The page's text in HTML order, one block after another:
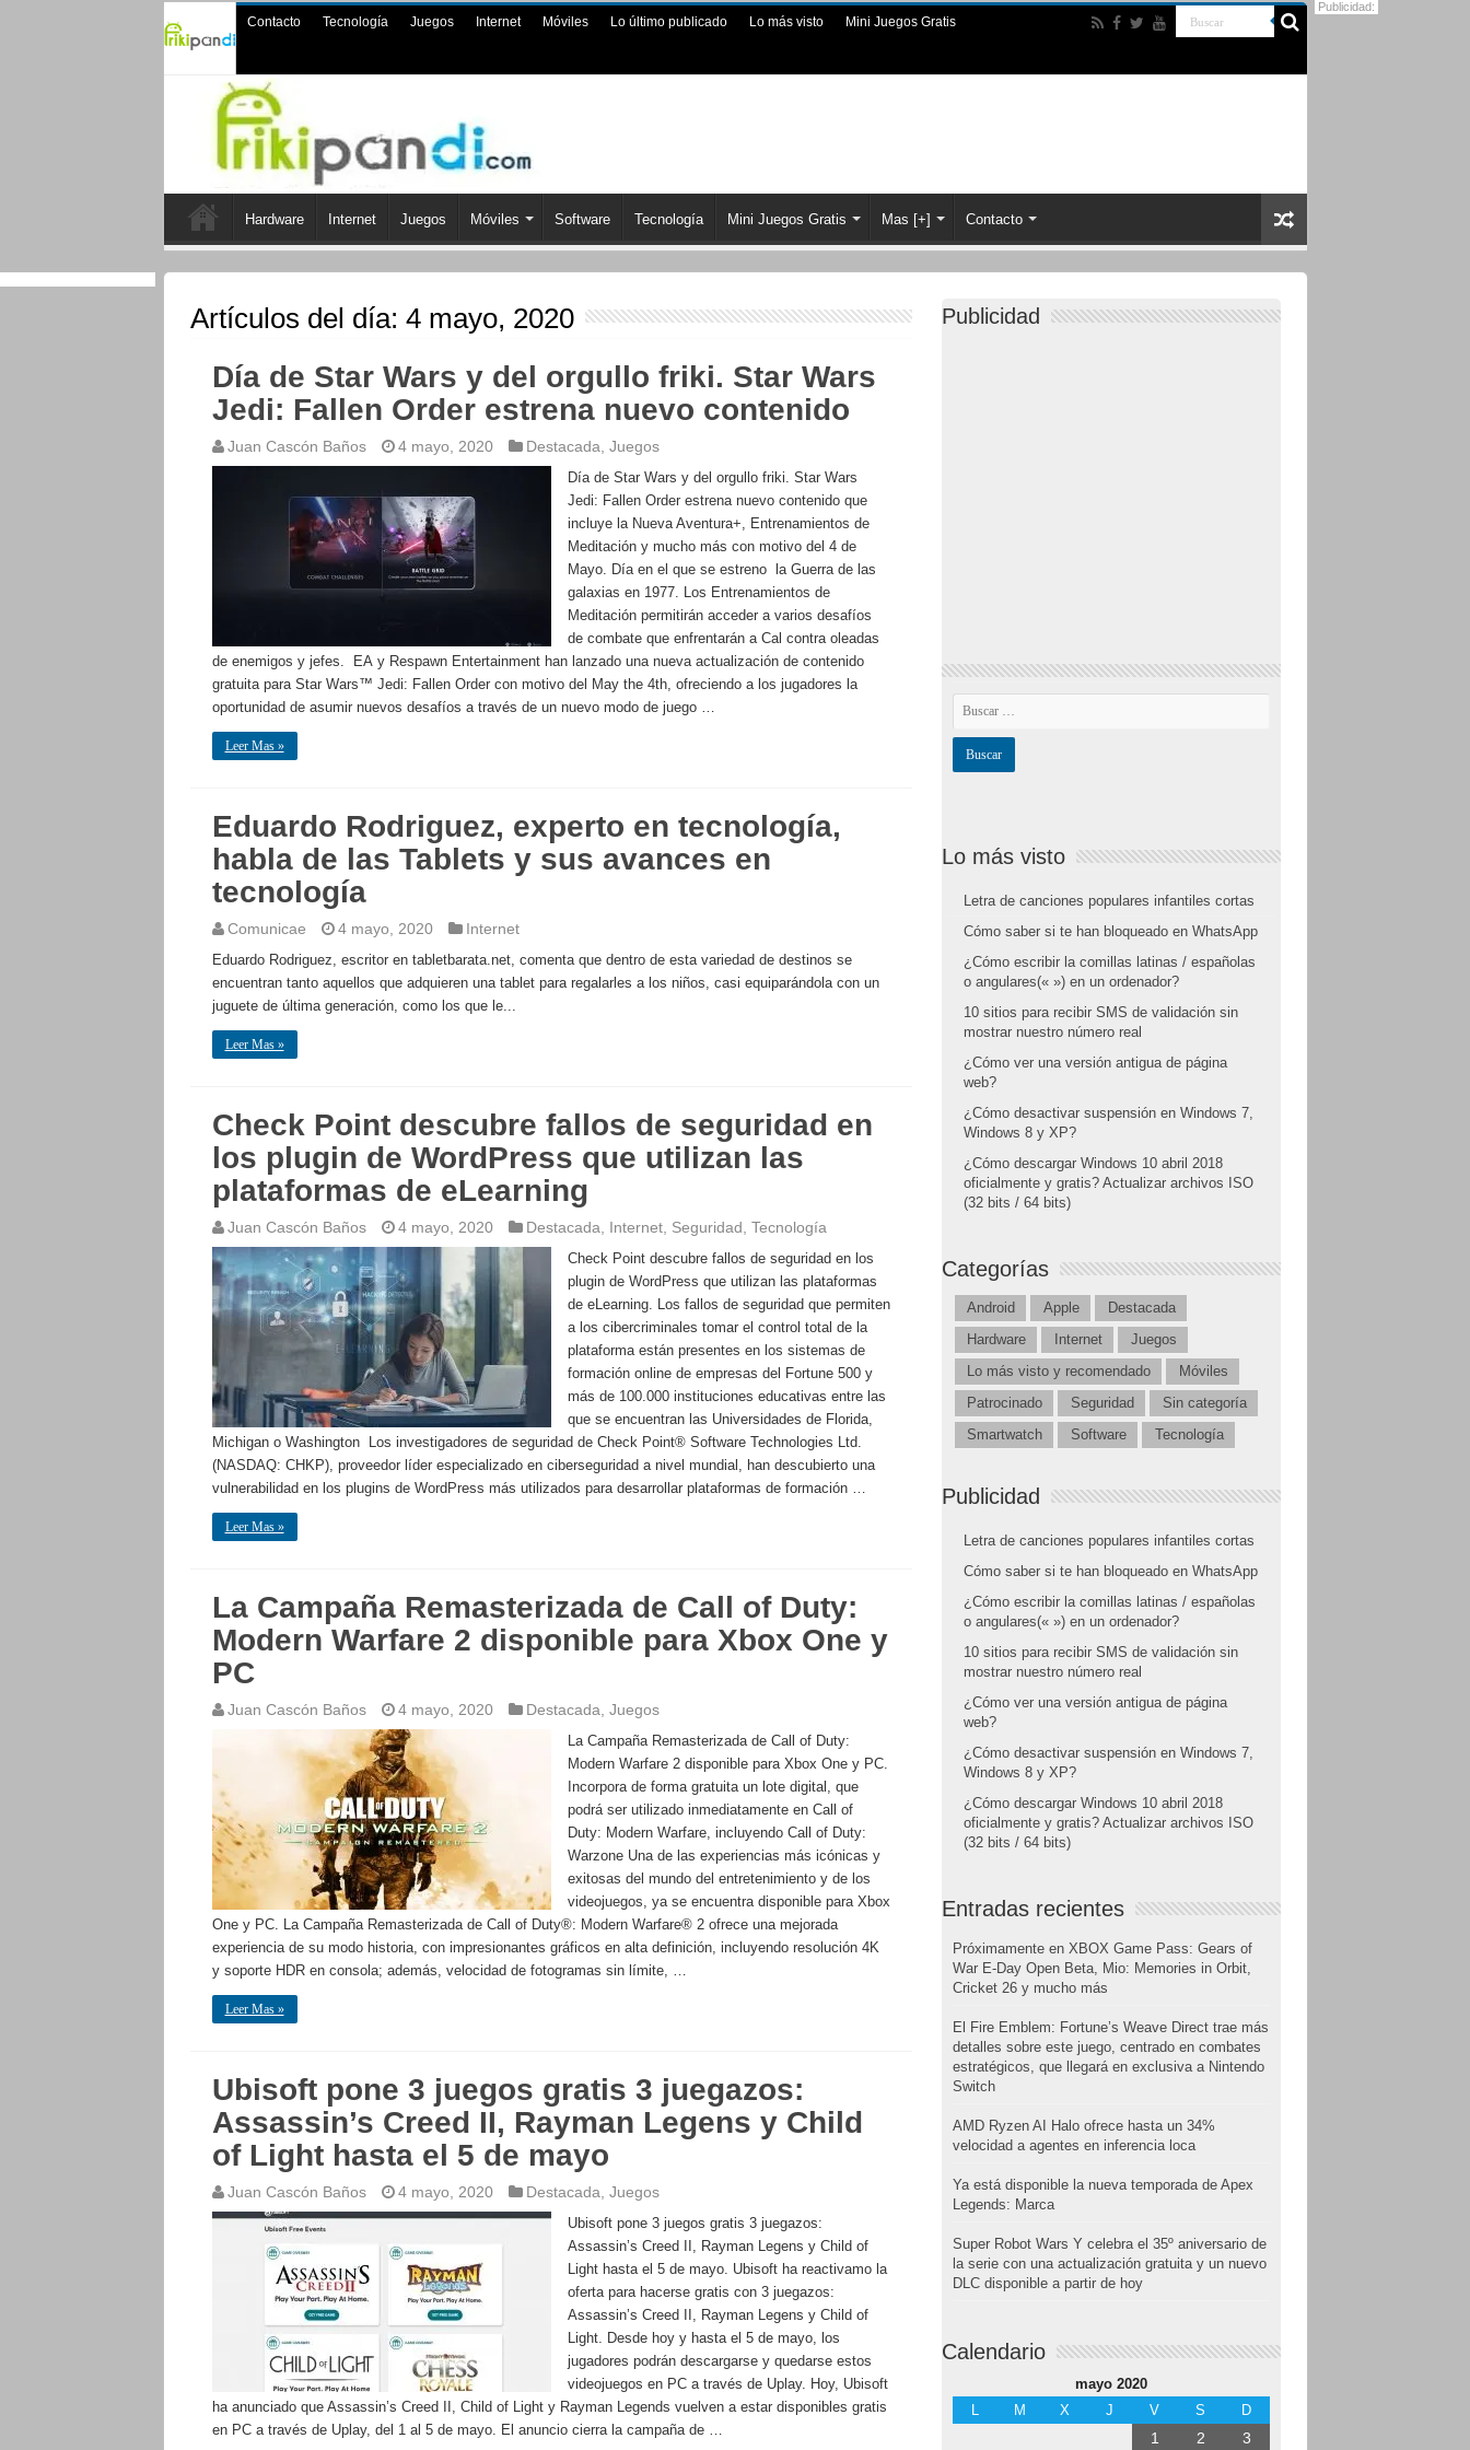
Contacto Tecnología Juegos Internet Móviles Lo último publicado Lo más visto Mini Juegos Gratis
Hardware Internet Juegos Móviles Software Tecnología Mini Juegos Gratis Mas [+] Contacto
Artículos del día: 4 mayo, 2020
Día de Star Wars y del orgullo friki. Star Wars
Jedi: Fallen Order estrena nuevo contenido
Juan Cascón Baños 4 mayo, 2020 Destacada Juegos
Día de Star Wars y del orgullo friki. Star Wars
Jedi: Fallen Order estrena nuevo contenido que
incluye la Nueva Aventura+, Entrenamientos de
Meditación y mucho más con motivo del 4 de
Mayo. Día en el que se estreno la Guerra de las
galaxias en 1977. Los Entrenamientos de
Meditación permitirán acceder a varios desafíos
de combate que enfrentarán a Cal contra oleadas
de enemigos y jefes. EA y Respawn Entertainment han lanzado una nueva actualización de contenido
gratuita para Star Wars™ Jedi: Fallen Order con motivo del May the 4th, ofreciendo a los jugadores la
oportunidad de asumir nuevos desafíos a través de un nuevo modo de juego …
Leer Mas »
Eduardo Rodriguez, experto en tecnología,
habla de las Tablets y sus avances en
tecnología
Comunicae 4 mayo, 2020 Internet
Eduardo Rodriguez, escritor en tabletbarata.net, comenta que dentro de esta variedad de destinos se
encuentran tanto aquellos que adquieren una tablet para regalarles a los niños, casi equiparándola con un
juguete de última generación, como los que le...
Leer Mas »
Check Point descubre fallos de seguridad en
los plugin de WordPress que utilizan las
plataformas de eLearning
Juan Cascón Baños 4 mayo, 2020 Destacada Internet, Seguridad Tecnología
Check Point descubre fallos de seguridad en los
plugin de WordPress que utilizan las plataformas
de eLearning. Los fallos de seguridad que permiten
a los cibercriminales tomar el control total de la
plataforma están presentes en los sistemas de
formación online de empresas del Fortune 500 y
más de 100.000 instituciones educativas entre las
que se encuentran las Universidades de Florida,
Michigan o Washington Los investigadores de seguridad de Check Point® Software Technologies Ltd.
(NASDAQ: CHKP), proveedor líder especializado en ciberseguridad a nivel mundial, han descubierto una
vulnerabilidad en los plugins de WordPress más utilizados para desarrollar plataformas de formación …
Leer Mas »
La Campaña Remasterizada de Call of Duty:
Modern Warfare 2 disponible para Xbox One y
PC
Juan Cascón Baños 4 mayo, 2020 Destacada Juegos
La Campaña Remasterizada de Call of Duty:
Modern Warfare 2 disponible para Xbox One y PC.
Incorpora de forma gratuita un lote digital, que
podrá ser utilizado inmediatamente en Call of
Duty: Modern Warfare, incluyendo Call of Duty:
Warzone Una de las experiencias más icónicas y
exitosas del mundo del entretenimiento y de los
videojuegos, ya se encuentra disponible para Xbox
One y PC. La Campaña Remasterizada de Call of Duty®: Modern Warfare® 2 ofrece una mejorada
experiencia de su modo historia, con impresionantes gráficos en alta definición, incluyendo resolución 4K
y soporte HDR en consola; además, velocidad de fotogramas sin límite, …
Leer Mas »
Ubisoft pone 3 juegos gratis 3 juegazos:
Assassin’s Creed II, Rayman Legens y Child
of Light hasta el 5 de mayo
Juan Cascón Baños 4 mayo, 2020 Destacada Juegos
Ubisoft pone 3 juegos gratis 3 juegazos:
Assassin’s Creed II, Rayman Legens y Child of
Light hasta el 5 de mayo. Ubisoft ha reactivamo la
oferta para hacerse gratis con 3 juegazos:
Assassin’s Creed II, Rayman Legens y Child of
Light. Desde hoy y hasta el 5 de mayo, los
jugadores podrán descargarse y quedarse estos
videojuegos en PC a través de Uplay. Hoy, Ubisoft
ha anunciado que Assassin’s Creed II, Child of Light y Rayman Legends vuelven a estar disponibles gratis
en PC a través de Uplay, del 1 al 5 de mayo. El anuncio cierra la campaña de …
Publicidad
Lo más visto
Letra de canciones populares infantiles cortas
Cómo saber si te han bloqueado en WhatsApp
¿Cómo escribir la comillas latinas / españolas
o angulares(« ») en un ordenador?
10 sitios para recibir SMS de validación sin
mostrar nuestro número real
¿Cómo ver una versión antigua de página
web?
¿Cómo desactivar suspensión en Windows 7,
Windows 8 y XP?
¿Cómo descargar Windows 10 abril 2018
oficialmente y gratis? Actualizar archivos ISO
(32 bits / 64 bits)
Categorías
Android Apple
Destacada
Hardware
Internet
Juegos
Lo más visto y recomendado
Móviles
Patrocinado
Seguridad
Sin categoría
Smartwatch
Software Tecnología
Publicidad
Letra de canciones populares infantiles cortas
Cómo saber si te han bloqueado en WhatsApp
¿Cómo escribir la comillas latinas / españolas
o angulares(« ») en un ordenador?
10 sitios para recibir SMS de validación sin
mostrar nuestro número real
¿Cómo ver una versión antigua de página
web?
¿Cómo desactivar suspensión en Windows 7,
Windows 8 y XP?
¿Cómo descargar Windows 10 abril 2018
oficialmente y gratis? Actualizar archivos ISO
(32 bits / 64 bits)
Entradas recientes
Próximamente en XBOX Game Pass: Gears of
War E-Day Open Beta, Mio: Memories in Orbit,
Cricket 26 y mucho más
El Fire Emblem: Fortune’s Weave Direct trae más
detalles sobre este juego, centrado en combates
estratégicos, que llegará en exclusiva a Nintendo
Switch
AMD Ryzen AI Halo ofrece hasta un 34%
velocidad a agentes en inferencia loca
Ya está disponible la nueva temporada de Apex
Legends: Marca
Super Robot Wars Y celebra el 35º aniversario de
la serie con una actualización gratuita y un nuevo
DLC disponible a partir de hoy
Calendario
mayo 2020
L
M X J V S D
1 2
3
Publicidad: